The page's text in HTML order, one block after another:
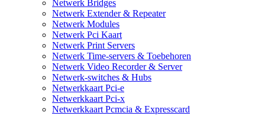
Netwerk Bridges
Netwerk Extender & Repeater
Netwerk Modules
Netwerk Pci Kaart
Netwerk Print Servers
Netwerk Time-servers & Toebehoren
Netwerk Video Recorder & Server
Netwerk-switches & Hubs
Netwerkkaart Pci-e
Netwerkkaart Pci-x
Netwerkkaart Pcmcia & Expresscard